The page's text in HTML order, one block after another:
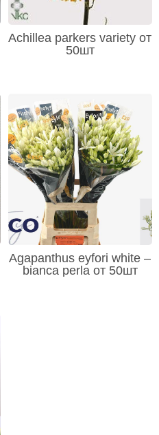
Achillea parkers variety от
50шт
Agapanthus eyfori white –
bianca perla от 50шт